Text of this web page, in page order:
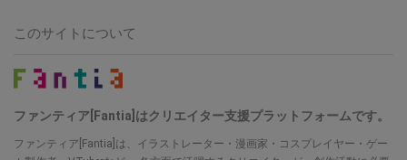
このサイトについて
ファンティア[Fantia]はクリエイター支援プラットフォームです。
ファンティア[Fantia]は、イラストレーター・漫画家・コスプレイヤー・ゲー